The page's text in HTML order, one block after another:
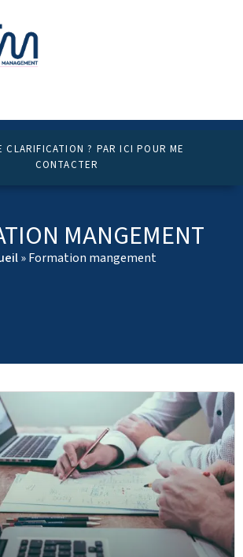
CLARIFICATION ? PAR ICI POUR ME
CONTACTER
MANGEMENT
»Formation mangement